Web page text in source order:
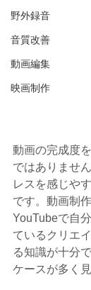
野外録音
音質改善
動画編集
映画制作
動画の完成度
ではありませ
レスを感じや
です。動画制
YouTubeで自
ているクリエ
る知識が十分
ケースが多く